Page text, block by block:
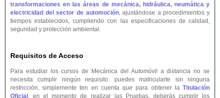
transformaciones en las áreas de mecánica, hidráulica, neumática y
electricidad del sector de automoción, ajustándose a procedimientos y
tiempos establecidos, cumpliendo con las especificaciones de calidad,
seguridad y protección ambiental.
Requisitos de Acceso
Para estudiar los cursos de Mecánica del Automóvil a distancia no se
necesita cumplir ningún requisito: puedes matricularte sin ninguna
restricción, simplemente ten en cuenta que para obtener la Titulación
Oficial , en el momento de realizar las Pruebas, deberás cumplir los